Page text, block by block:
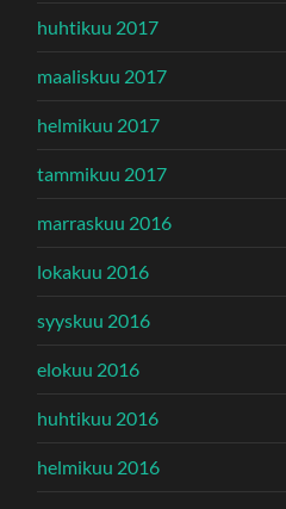
huhtikuu 2017
maaliskuu 2017
helmikuu 2017
tammikuu 2017
marraskuu 2016
lokakuu 2016
syyskuu 2016
elokuu 2016
huhtikuu 2016
helmikuu 2016